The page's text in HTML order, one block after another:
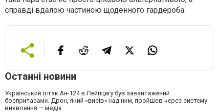
справді вдалою частиною щоденного гардероба.
Останні новини
Український літак Ан-124 в Лейпцигу був завантажений
боєприпасами. Дрон, який «висів» над ним, пройшов через систему
виявлення — медіа